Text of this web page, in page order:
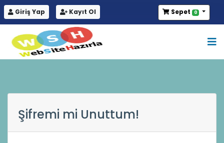
Giriş Yap Kayıt Ol Sepet 0
Şifremi mi Unuttum!